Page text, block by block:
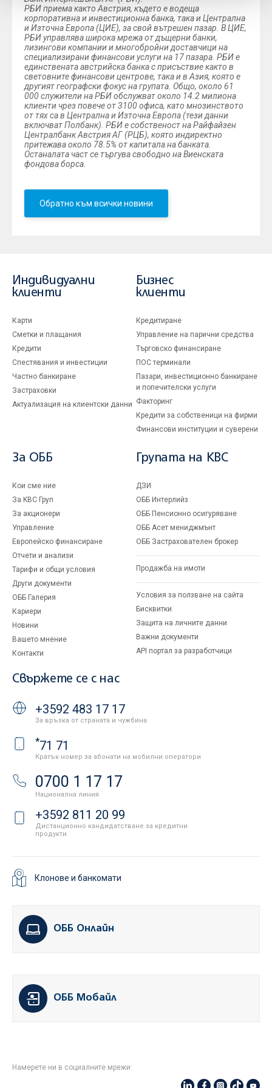
РБИ приема както Австрия, където е водеща
корпоративна и инвестиционна банка, така и Централна
и Източна Европа (ЦИЕ), за свой вътрешен пазар. В ЦИЕ,
РБИ управлява широка мрежа от дъщерни банки,
лизингови компании и многобройни доставчици на
специализирани финансови услуги на 17 пазара. РБИ е
единствената австрийска банка с присъствие както в
световните финансови центрове, така и в Азия, която е
другият географски фокус на групата. Общо, около 61
000 служители на РБИ обслужват около 14.2 милиона
клиенти чрез повече от 3100 офиса, като мнозинството
от тях са в Централна и Източна Европа (тези данни
включват Полбанк). РБИ е собственост на Райфайзен
Централбанк Австрия АГ (РЦБ), която индиректно
притежава около 78.5% от капитала на банката.
Останалата част се търгува свободно на Виенската
фондова борса.
Обратно към всички новини
Индивидуални
клиенти
Карти
Сметки и плащания
Кредити
Спестявания и инвестиции
Частно банкиране
Застраховки
Актуализация на клиентски данни
Бизнес
клиенти
Кредитиране
Управление на парични средства
Търговско финансиране
ПОС терминали
Пазари, инвестиционно банкиране
и попечителски услуги
Факторинг
Кредити за собственици на фирми
Финансови институции и суверени
За ОББ
Кои сме ние
За KBC Груп
За акционери
Управление
Европейско финансиране
Отчети и анализи
Тарифи и общи условия
Други документи
ОББ Галерия
Кариери
Новини
Вашето мнение
Контакти
Групата на KBC
ДЗИ
ОББ Интерлийз
ОББ Пенсионно осигуряване
ОББ Асет мениджмънт
ОББ Застрахователен брокер
Продажба на имоти
Условия за ползване на сайта
Бисквитки
Защита на личните данни
Важни документи
API портал за разработчици
Свържете се с нас
+3592 483 17 17
За връзка от страната и чужбина
*71 71
Кратък номер за абонати на мобилни оператори
0700 1 17 17
Национална линия
+3592 811 20 99
Дистанционно кандидатстване за кредитни
продукти
Клонове и банкомати
ОББ Онлайн
ОББ Мобайл
Намерете ни в социалните мрежи: